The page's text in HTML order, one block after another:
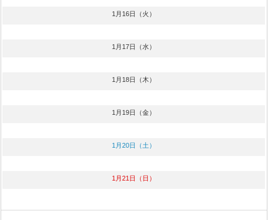
1月16日（火）
1月17日（水）
1月18日（木）
1月19日（金）
1月20日（土）
1月21日（日）